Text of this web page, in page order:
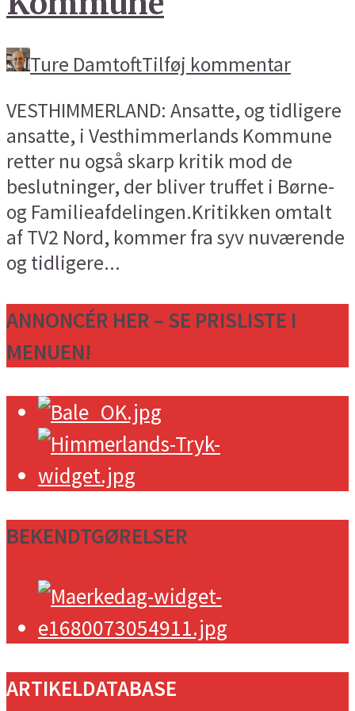
Ture DamtoftTilføj kommentar
VESTHIMMERLAND: Ansatte, og tidligere
ansatte, i Vesthimmerlands Kommune
retter nu også skarp kritik mod de
beslutninger, der bliver truffet i Børne-
og Familieafdelingen.Kritikken omtalt
af TV2 Nord, kommer fra syv nuværende
og tidligere...
ANNONCÉR HER – SE PRISLISTE I
MENUEN!
BEKENDTGØRELSER
ARTIKELDATABASE